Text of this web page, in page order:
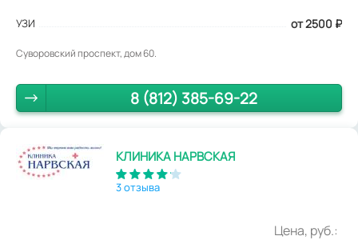
УЗИ от 2500 ₽
Суворовский проспект, дом 60.
8 (812) 385-69-22
КЛИНИКА НАРВСКАЯ
3 отзыва
Цена, руб.: